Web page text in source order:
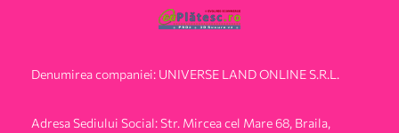
Denumirea companiei: UNIVERSE LAND ONLINE S.R.L.
Adresa Sediului Social: Str. Mircea cel Mare 68, Braila,